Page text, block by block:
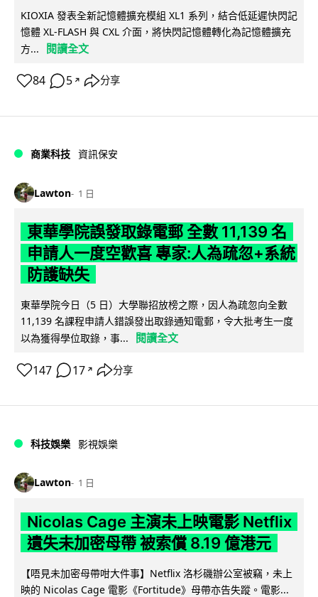
KIOXIA 發表全新記憶體擴充模組 XL1 系列，結合低延遲快閃記
憶體 XL-FLASH 與 CXL 介面，將快閃記憶體轉化為記憶體擴充
方...
閱讀全文
84 5 ↗ 分享
商業科技 資訊保安
Lawton 1 日
東華學院誤發取錄電郵 全數 11,139 名
申請人一度空歡喜 專家:人為疏忽+系統
防護缺失
東華學院今日（5 日）大學聯招放榜之際，因人為疏忽向全數
11,139 名課程申請人錯誤發出取錄通知電郵，令大批考生一度
以為獲得學位取錄，事...
閱讀全文
147 17 ↗ 分享
科技娛樂 影視娛樂
Lawton 1 日
Nicolas Cage 主演未上映電影 Netflix
遺失未加密母帶 被索償 8.19 億港元
【唔見未加密母帶咁大件事】Netflix 洛杉磯辦公室被竊，未上
映的 Nicolas Cage 電影《Fortitude》母帶亦告失蹤。電影...